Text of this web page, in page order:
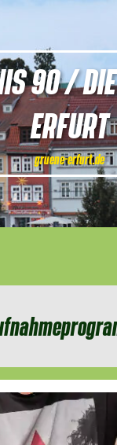
90 /
ERFURT
gruene-erfurt.de